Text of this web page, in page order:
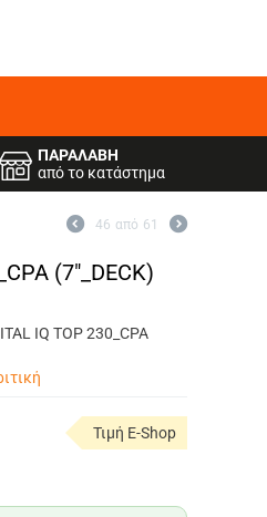
ΠΑΡΑΛΑΒΗ
από το κατάστημα
46 από 61
(7"_DECK)
IQ TOP 230_CPA
Τιμή E-Shop